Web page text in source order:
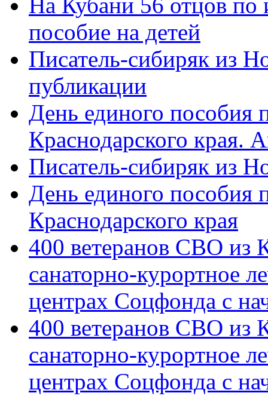
пособие на детей
Писатель-сибиряк из
публикации
День единого пособия
Краснодарского края.
Писатель-сибиряк из
День единого пособия
Краснодарского края
400 ветеранов СВО из
санаторно-курортное
центрах Соцфонда с
400 ветеранов СВО из
санаторно-курортное
центрах Соцфонда с